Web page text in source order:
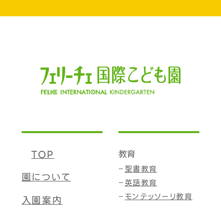
TOP
園について
入園案内
教育
聖書教育
英語教育
モンテッソーリ教育